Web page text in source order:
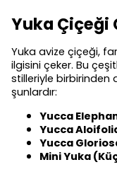
Yuka Çiçeği
Yuka avize çiçeği,
ilgisini çeker. Bu
stilleriyle birbirinden
şunlardır:
Yucca
Yucca
Yucca
Mini Yuka